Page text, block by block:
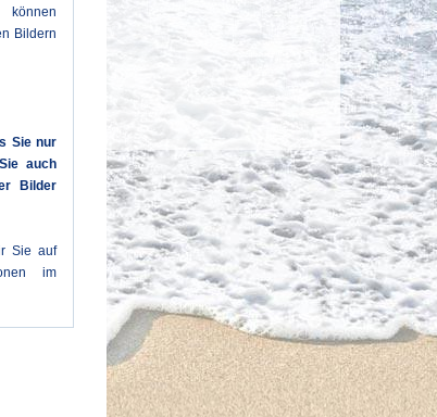
können
Bildern
Sie nur
auch
Bilder
Sie auf
im